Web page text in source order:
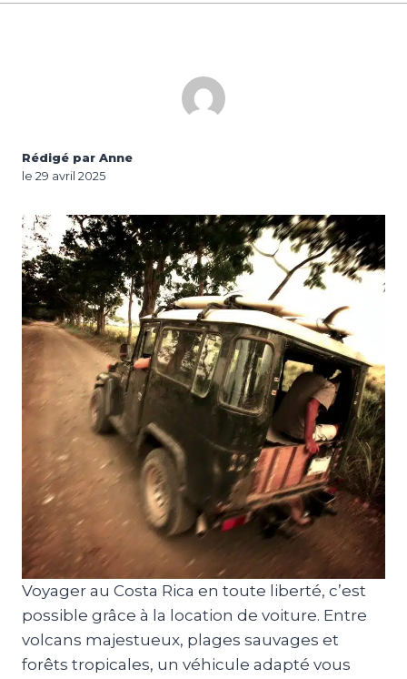
Rédigé par Anne
le 29 avril 2025
Voyager au Costa Rica en toute liberté, c’est
possible grâce à la location de voiture. Entre
volcans majestueux, plages sauvages et
forêts tropicales, un véhicule adapté vous